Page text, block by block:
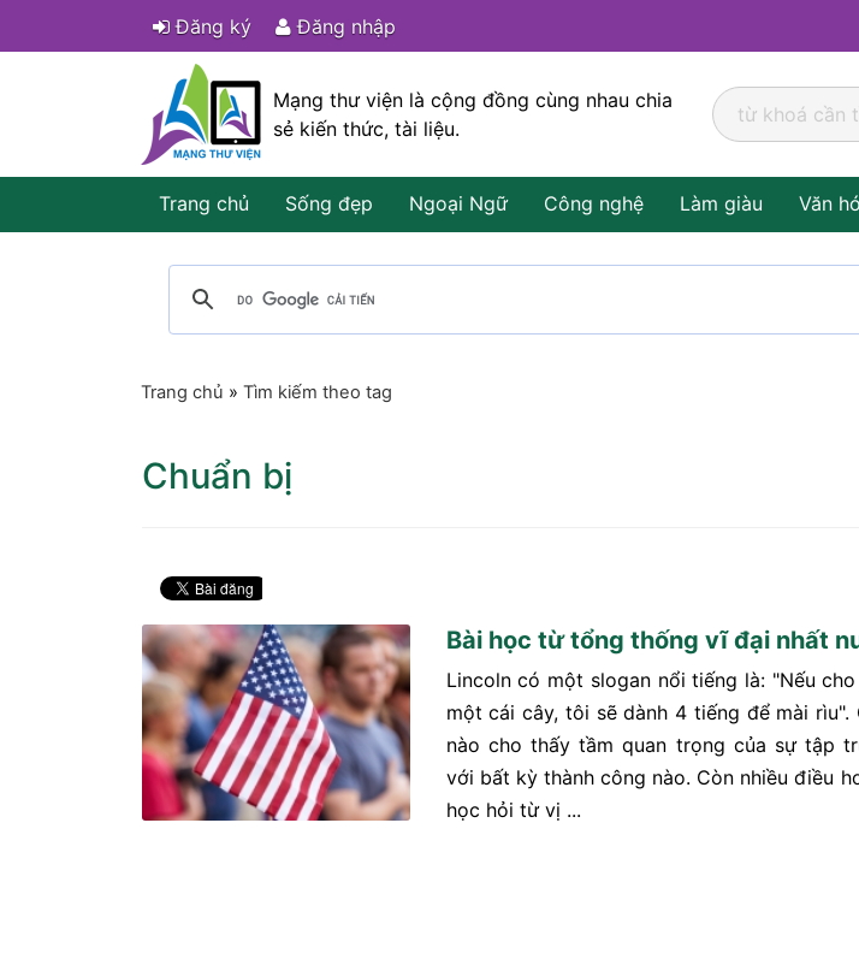
Đăng ký Đăng nhập
Mạng thư viện là cộng đồng cùng nhau chia
sẻ kiến thức, tài liệu.
Trang chủ Sống đẹp Ngoại Ngữ Công nghệ Làm giàu Văn
Trang chủ » Tìm kiếm theo tag
Chuẩn bị
Bài học từ tổng thống vĩ đại nhất
Lincoln có một slogan nổi tiếng là: "Nếu
một cái cây, tôi sẽ dành 4 tiếng để mài rìu".
nào cho thấy tầm quan trọng của sự tập
với bất kỳ thành công nào. Còn nhiều điều
học hỏi từ vị ...